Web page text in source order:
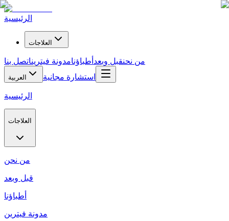
الرئيسية
العلاجات
من نحنقبل وبعد أطباؤنامدونة فيتريناتصل بنا
العربية استشارة مجانية
الرئيسية
العلاجات
من نحن
قبل وبعد
أطباؤنا
مدونة فيترين